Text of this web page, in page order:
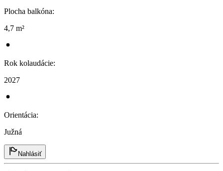
Plocha balkóna:
4,7 m²
Rok kolaudácie:
2027
Orientácia:
Južná
Nahlásiť